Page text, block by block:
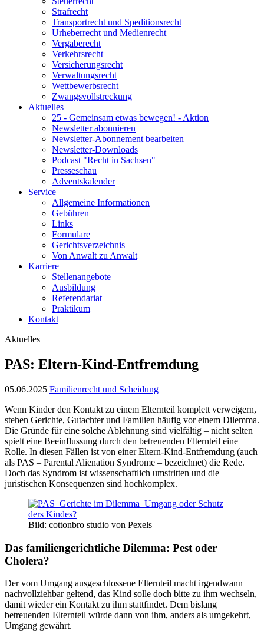
Strafrecht
Transportrecht und Speditionsrecht
Urheberrecht und Medienrecht
Vergaberecht
Verkehrsrecht
Versicherungsrecht
Verwaltungsrecht
Wettbewerbsrecht
Zwangsvollstreckung
Aktuelles
25 - Gemeinsam etwas bewegen! - Aktion
Newsletter abonnieren
Newsletter-Abonnement bearbeiten
Newsletter-Downloads
Podcast "Recht in Sachsen"
Presseschau
Adventskalender
Service
Allgemeine Informationen
Gebühren
Links
Formulare
Gerichtsverzeichnis
Von Anwalt zu Anwalt
Karriere
Stellenangebote
Ausbildung
Referendariat
Praktikum
Kontakt
Aktuelles
PAS: Eltern-Kind-Entfremdung
05.06.2025 Familienrecht und Scheidung
Wenn Kinder den Kontakt zu einem Elternteil komplett verweigern,
stehen Gerichte, Gutachter und Familien häufig vor einem Dilemma.
Die Gründe für eine solche Ablehnung sind vielfältig – nicht selten
spielt eine Beeinflussung durch den betreuenden Elternteil eine
Rolle. In diesen Fällen ist von einer Eltern-Kind-Entfremdung (auch
als PAS – Parental Alienation Syndrome – bezeichnet) die Rede.
Doch das Syndrom ist wissenschaftlich umstritten und die
juristischen Konsequenzen sind hochkomplex.
Bild: cottonbro studio von Pexels
Das familiengerichtliche Dilemma: Pest oder
Cholera?
Der vom Umgang ausgeschlossene Elternteil macht irgendwann
nachvollziehbar geltend, das Kind solle doch bitte zu ihm wechseln,
damit wieder ein Kontakt zu ihm stattfindet. Dem bislang
betreuenden Elternteil würde dann von ihm, anders als umgekehrt,
Umgang gewährt.